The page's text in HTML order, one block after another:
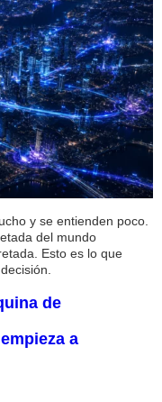
y se entienden poco.
del mundo
Esto es lo que
de
a